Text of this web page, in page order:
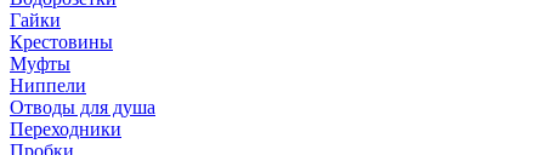
Гайки
Крестовины
Муфты
Ниппели
Отводы для душа
Переходники
Пробки